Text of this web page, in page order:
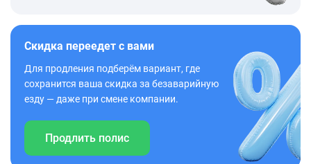
Скидка переедет с вами
Для продления подберём вариант, где
сохранится ваша скидка за безаварийную
езду — даже при смене компании.
Продлить полис